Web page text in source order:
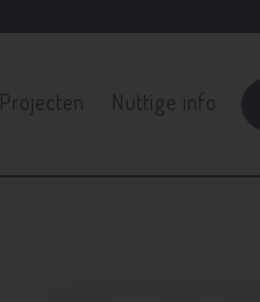
Projecten Nuttige info